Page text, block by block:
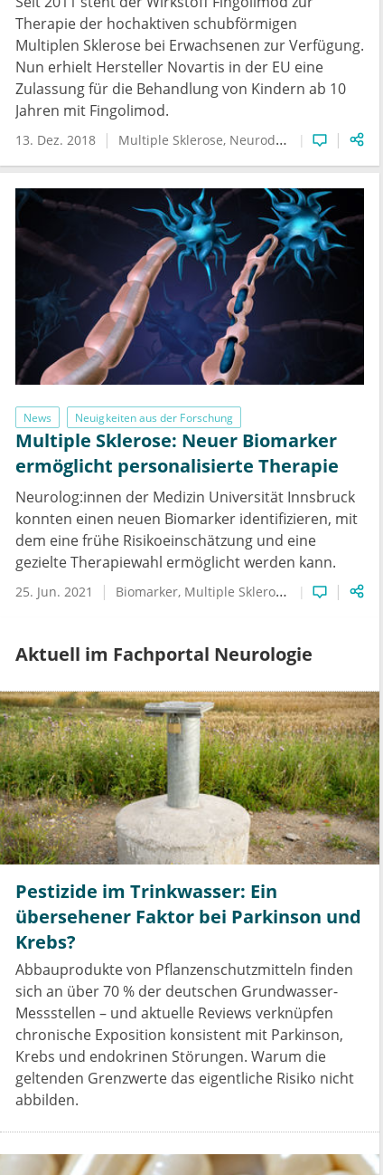
Therapie der hochaktiven schubförmigen
Multiplen Sklerose bei Erwachsenen zur Verfügung.
Nun erhielt Hersteller Novartis in der EU eine
Zulassung für die Behandlung von Kindern ab 10
Jahren mit Fingolimod.
13. Dez. 2018 Multiple Sklerose Neurodegenerative Erkrankungen
News Neuigkeiten aus der Forschung
Multiple Sklerose: Neuer Biomarker
ermöglicht personalisierte Therapie
Neurolog:innen der Medizin Universität Innsbruck
konnten einen neuen Biomarker identifizieren, mit
dem eine frühe Risikoeinschätzung und eine
gezielte Therapiewahl ermöglicht werden kann.
25. Jun. 2021 Biomarker Multiple Sklerose Neurologie
Aktuell im Fachportal Neurologie
Pestizide im Trinkwasser: Ein
übersehener Faktor bei Parkinson und
Krebs?
Abbauprodukte von Pflanzenschutzmitteln finden
sich an über 70 % der deutschen Grundwasser-
Messstellen – und aktuelle Reviews verknüpfen
chronische Exposition konsistent mit Parkinson,
Krebs und endokrinen Störungen. Warum die
geltenden Grenzwerte das eigentliche Risiko nicht
abbilden.